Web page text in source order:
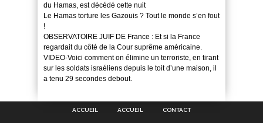
du Hamas, est décédé cette nuit
Le Hamas torture les Gazouis ? Tout le monde s’en fout
!
OBSERVATOIRE JUIF DE France : Et si la France
regardait du côté de la Cour suprême américaine.
VIDEO-Voici comment on élimine un terroriste, en tirant
sur les soldats israéliens depuis le toit d’une maison, il
a tenu 29 secondes debout.
ACCUEIL ACCUEIL CONTACT